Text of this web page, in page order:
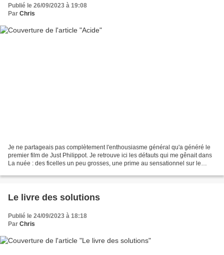
Publié le 26/09/2023 à 19:08
Par Chris
Je ne partageais pas complètement l'enthousiasme général qu'a généré le
premier film de Just Philippot. Je retrouve ici les défauts qui me gênait dans
La nuée : des ficelles un peu grosses, une prime au sensationnel sur le
Le livre des solutions
Publié le 24/09/2023 à 18:18
Par Chris